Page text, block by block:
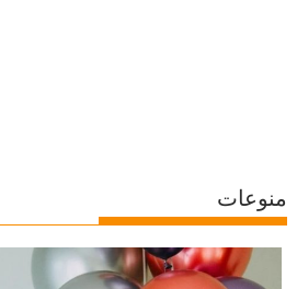
منوعات